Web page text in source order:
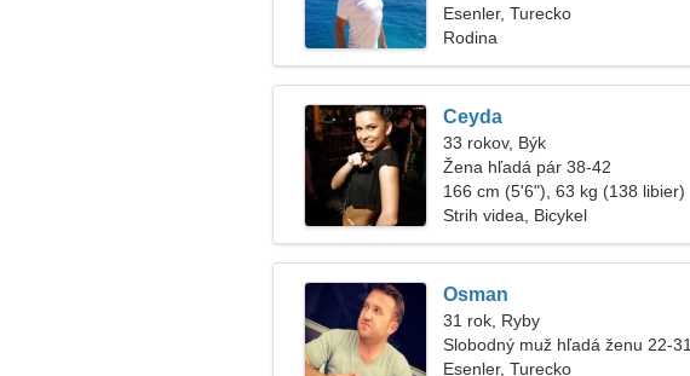
Esenler, Turecko
Rodina
Ceyda
33 rokov, Býk
Žena hľadá pár 38-42
166 cm (5'6"), 63 kg (138 libier)
Strih videa, Bicykel
Osman
31 rok, Ryby
Slobodný muž hľadá ženu 22-31
Esenler, Turecko